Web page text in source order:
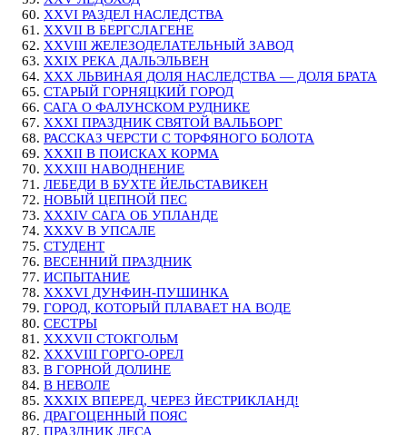
XXVI РАЗДЕЛ НАСЛЕДСТВА
XXVII В БЕРГСЛАГЕНЕ
XXVIII ЖЕЛЕЗОДЕЛАТЕЛЬНЫЙ ЗАВОД
XXIX РЕКА ДАЛЬЭЛЬВЕН
XXX ЛЬВИНАЯ ДОЛЯ НАСЛЕДСТВА — ДОЛЯ БРАТА
СТАРЫЙ ГОРНЯЦКИЙ ГОРОД
САГА О ФАЛУНСКОМ РУДНИКЕ
XXXI ПРАЗДНИК СВЯТОЙ ВАЛЬБОРГ
РАССКАЗ ЧЕРСТИ С ТОРФЯНОГО БОЛОТА
XXXII В ПОИСКАХ КОРМА
XXXIII НАВОДНЕНИЕ
ЛЕБЕДИ В БУХТЕ ЙЕЛЬСТАВИКЕН
НОВЫЙ ЦЕПНОЙ ПЕС
XXXIV САГА ОБ УПЛАНДЕ
XXXV В УПСАЛЕ
СТУДЕНТ
ВЕСЕННИЙ ПРАЗДНИК
ИСПЫТАНИЕ
XXXVI ДУНФИН-ПУШИНКА
ГОРОД, КОТОРЫЙ ПЛАВАЕТ НА ВОДЕ
СЕСТРЫ
XXXVII СТОКГОЛЬМ
XXXVIII ГОРГО-ОРЕЛ
В ГОРНОЙ ДОЛИНЕ
В НЕВОЛЕ
XXXIX ВПЕРЕД, ЧЕРЕЗ ЙЕСТРИКЛАНД!
ДРАГОЦЕННЫЙ ПОЯС
ПРАЗДНИК ЛЕСА